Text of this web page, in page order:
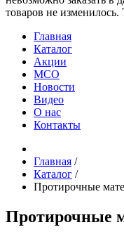
товаров не изменилось.
Главная
Каталог
Акции
МСО
Новости
Видео
О нас
Контакты
Главная /
Каталог /
Протирочные
Протирочные